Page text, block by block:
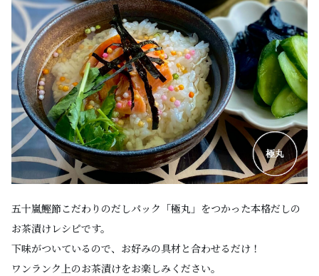
五十嵐鰹節こだわりのだしパック「極丸」をつかった本格だしの
お茶漬けレシピです。
下味がついているので、お好みの具材と合わせるだけ！
ワンランク上のお茶漬けをお楽しみください。